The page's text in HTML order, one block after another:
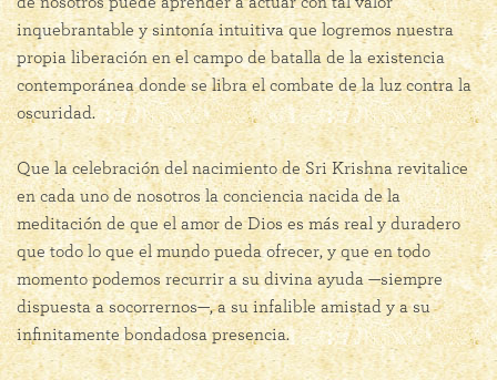
inquebrantable y sintonía intuitiva que logremos nuestra
propia liberación en el campo de batalla de la existencia
contemporánea donde se libra el combate de la luz contra la
oscuridad.
Que la celebración del nacimiento de Sri Krishna revitalice
en cada uno de nosotros la conciencia nacida de la
meditación de que el amor de Dios es más real y duradero
que todo lo que el mundo pueda ofrecer, y que en todo
momento podemos recurrir a su divina ayuda —siempre
dispuesta a socorrernos—, a su infalible amistad y a su
infinitamente bondadosa presencia.